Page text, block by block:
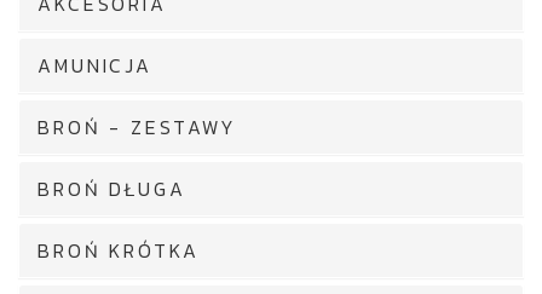
AMUNICJA
BROŃ - ZESTAWY
BROŃ DŁUGA
BROŃ KRÓTKA